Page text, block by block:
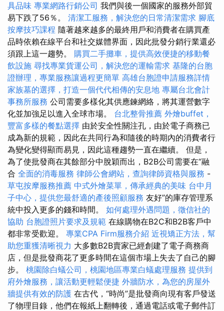
具品味 專業網路行銷公司 我們與後一個國家的服務外部貿
易下跌了56％。 清潔工服務，解決您的日常清潔需求 腳底
按摩技巧課程 隨著越來越多的最終用戶和消費者在購買產
品時依賴在線平台和社交媒體界面，因此批發分銷行業還必
須跟上這一趨勢。 購買二手攤車，提供高效便捷的移動餐
飲設施 尋找專業貨運公司，解決您的運輸需求 基隆的台胞
證辦理，專業服務讓過程更簡單 高雄台胞證申請服務詳情
家族墓的選擇，打造一個代代相傳的安息地 專屬台北會計
事務所服務 公司需要多樣化其供應鍊網絡，將其運營數字
化並加強足以進入全球市場。 台北整骨推薦 外燴buffet，
豐富多樣的餐點選擇 由於安全性關注孔，由於電子商務已
成為新的規範，因此在共同行為和隨後的時期內的消費者行
為變化變得顯而易見，因此這種趨勢一直在繼續。 但是，
為了使批發商在其餘部分中脫穎而出，B2B公司需要在“融
合 全面的消毒服務 律師公會網站，查詢律師資格與服務 -
草屯按摩服務推薦 中式外燴菜單，傳承經典的美味 台中月
子中心，提供您最舒適的產後照顧服務 友好”的庫存管理系
統中投入更多的錢和時間。 如何處理外遇問題，徵信社的
協助 台胞證照片要求及規範 在線購物在B2C和B2B客戶中
都非常受歡迎。 專業CPA Firm服務介紹 近視矯正方法，幫
助您重獲清晰視力 大多數B2B賣家已經創建了電子商務商
店，但是批發商花了更多時間在這個市場上失去了自己的腳
步。 桃園除白蟻公司，桃園地區專業白蟻處理服務 提供到
府外燴服務，讓活動更輕鬆便捷 外牆防水，為您的房屋外
牆提供有效的防護 在古代，“時尚”是批發商向現有客戶發送
了物理目錄，他們在報紙上翻轉後，通過電話或電子郵件訂